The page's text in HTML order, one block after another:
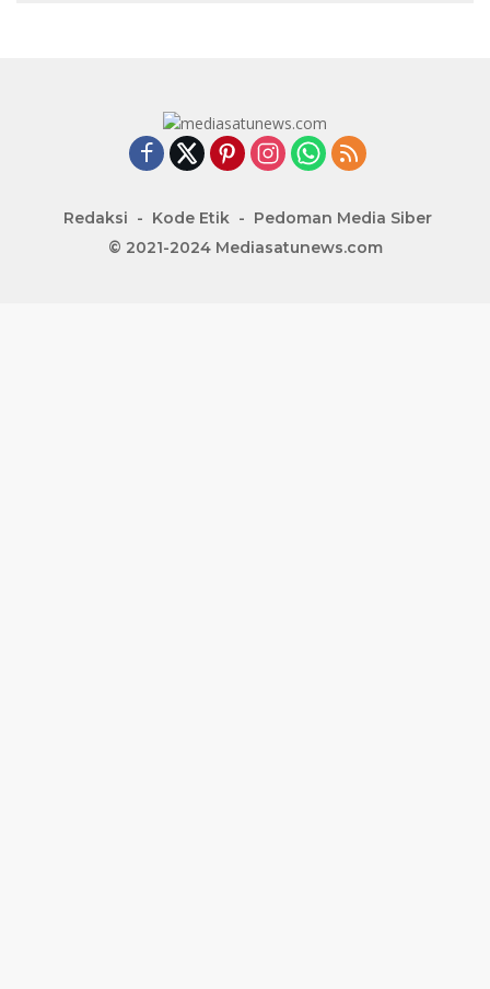
Redaksi Kode Etik
Pedoman Media Siber
© 2021-2024 Mediasatunews.com